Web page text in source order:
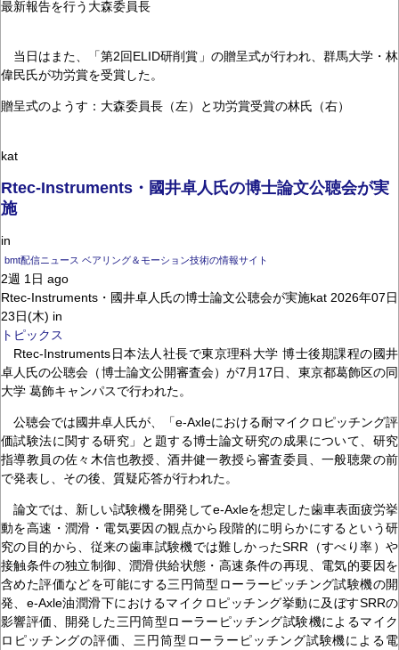
最新報告を行う大森委員長
当日はまた、「第2回ELID研削賞」の贈呈式が行われ、群馬大学・林
偉民氏が功労賞を受賞した。
贈呈式のようす：大森委員長（左）と功労賞受賞の林氏（右）
kat
Rtec-Instruments・國井卓人氏の博士論文公聴会が実
施
in
bmt配信ニュース ベアリング＆モーション技術の情報サイト
2週 1日 ago
Rtec-Instruments・國井卓人氏の博士論文公聴会が実施kat 2026年07日
23日(木) in
トピックス
Rtec-Instruments日本法人社長で東京理科大学 博士後期課程の國井
卓人氏の公聴会（博士論文公開審査会）が7月17日、東京都葛飾区の同
大学 葛飾キャンパスで行われた。
公聴会では國井卓人氏が、「e-Axleにおける耐マイクロピッチング評
価試験法に関する研究」と題する博士論文研究の成果について、研究
指導教員の佐々木信也教授、酒井健一教授ら審査委員、一般聴衆の前
で発表し、その後、質疑応答が行われた。
論文では、新しい試験機を開発してe-Axleを想定した歯車表面疲労挙
動を高速・潤滑・電気要因の観点から段階的に明らかにするという研
究の目的から、従来の歯車試験機では難しかったSRR（すべり率）や
接触条件の独立制御、潤滑供給状態・高速条件の再現、電気的要因を
含めた評価などを可能にする三円筒型ローラーピッチング試験機の開
発、e-Axle油潤滑下におけるマイクロピッチング挙動に及ぼすSRRの
影響評価、開発した三円筒型ローラーピッチング試験機によるマイク
ロピッチングの評価、三円筒型ローラーピッチング試験機による電